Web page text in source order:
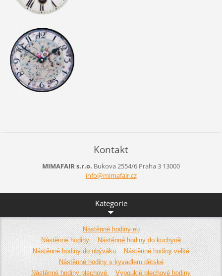
Kontakt
MIMAFAIR s.r.o. Bukova 2554/6 Praha 3 13000
info@mimafair.cz
Kategorie
Nástěnné hodiny eu
Nástěnné hodiny
Nástěnné hodiny do kuchyně
Nástěnné hodiny do obýváku
Nástěnné hodiny velké
Nástěnné hodiny s kyvadlem dětské
Nástěnné hodiny plechové
Vypouklé plechové hodiny